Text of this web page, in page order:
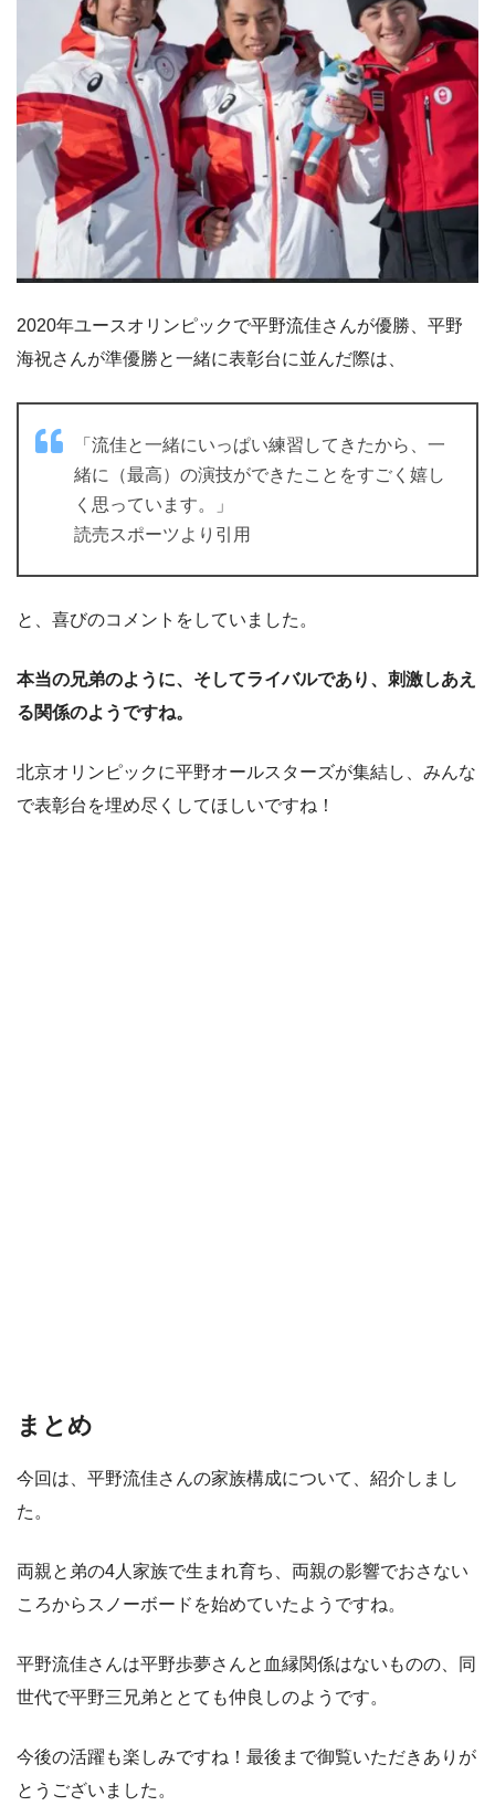
2020年ユースオリンピックで平野流佳さんが優勝、平野
海祝さんが準優勝と一緒に表彰台に並んだ際は、
「流佳と一緒にいっぱい練習してきたから、一
緒に（最高）の演技ができたことをすごく嬉し
く思っています。」
読売スポーツより引用
と、喜びのコメントをしていました。
本当の兄弟のように、そしてライバルであり、刺激しあえ
る関係のようですね。
北京オリンピックに平野オールスターズが集結し、みんな
で表彰台を埋め尽くしてほしいですね！
まとめ
今回は、平野流佳さんの家族構成について、紹介しまし
た。
両親と弟の4人家族で生まれ育ち、両親の影響でおさない
ころからスノーボードを始めていたようですね。
平野流佳さんは平野歩夢さんと血縁関係はないものの、同
世代で平野三兄弟ととても仲良しのようです。
今後の活躍も楽しみですね！最後まで御覧いただきありが
とうございました。